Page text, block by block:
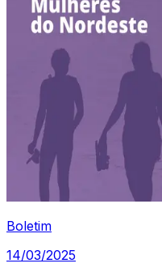
Boletim
14/03/2025